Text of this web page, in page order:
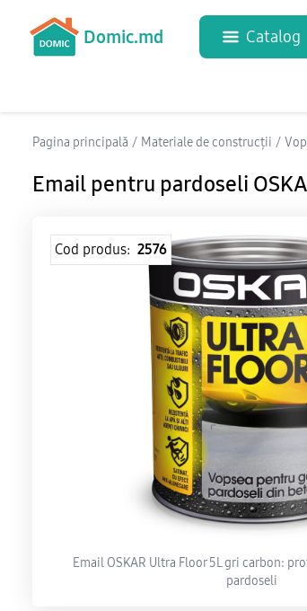
Domic.md Catalog
Pagina principală / Materiale de construcții /
Email pentru pardoseli
Cod produs: 2576
Email OSKAR Ultra Floor 5L gri carbon:
pardoseli